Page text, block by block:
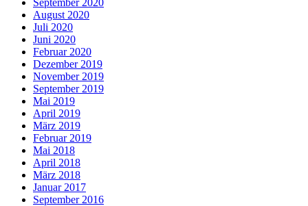
August 2020
Juli 2020
Juni 2020
Februar 2020
Dezember 2019
November 2019
September 2019
Mai 2019
April 2019
März 2019
Februar 2019
Mai 2018
April 2018
März 2018
Januar 2017
September 2016